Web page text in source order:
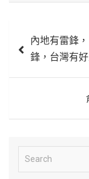
章
內地有雷鋒
鋒，台灣有
e